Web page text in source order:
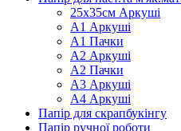
25х35см Аркуші
А1 Аркуші
А1 Пачки
А2 Аркуші
А2 Пачки
А3 Аркуші
А4 Аркуші
Папір для скрапбукінгу
Папір ручної роботи